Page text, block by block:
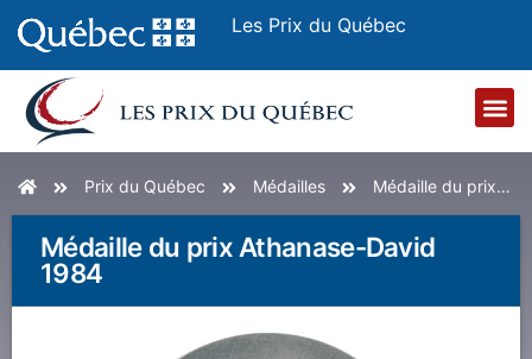
Les Prix du Québec
AccueilPrix du Québec Médailles Médaille du prix Athanase-David 1984
Médaille du prix Athanase-David
1984